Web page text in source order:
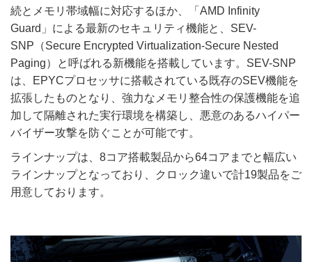
続とメモリ帯域幅に対応するほか、「AMD Infinity
Guard」による最新のセキュリティ機能と、SEV-
SNP（Secure Encrypted Virtualization-Secure Nested
Paging）と呼ばれる新機能を搭載しています。SEV-SNP
は、EPYCプロセッサに搭載されている既存のSEV機能を
拡張したものとなり、強力なメモリ整合性の保護機能を追
加して隔離された実行環境を構築し、悪意のあるハイパー
バイザー攻撃を防ぐことが可能です。
ラインナップは、8コア搭載製品から64コアまでと幅広い
ラインナップとなっており、クロック違いで計19製品をご
用意しております。